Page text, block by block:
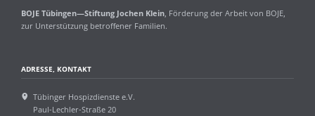
BOJE Tübingen—Stiftung Jochen Klein, Förderung der Arbeit von BOJE,
zur Unterstützung betroffener Familien.
ADRESSE, KONTAKT
Tübinger Hospizdienste e.V.
Paul-Lechler-Straße 20